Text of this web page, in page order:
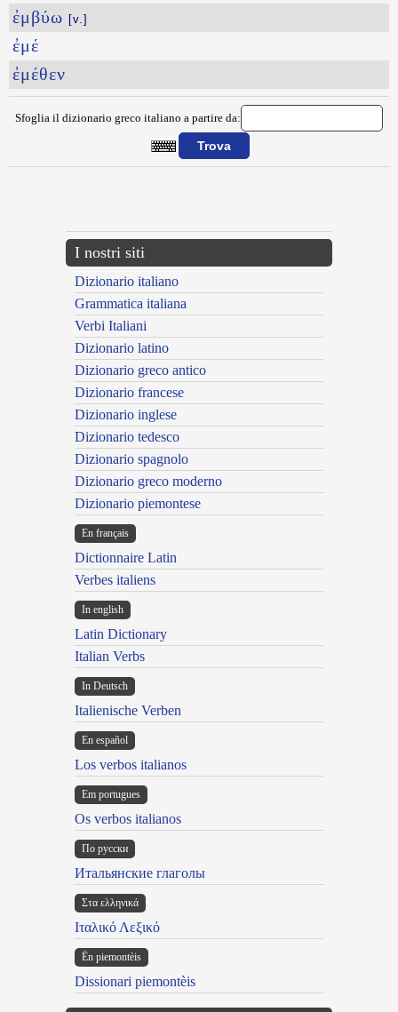
ἐμβύω [v.]
ἐμέ
ἐμέθεν
Sfoglia il dizionario greco italiano a partire da:
I nostri siti
Dizionario italiano
Grammatica italiana
Verbi Italiani
Dizionario latino
Dizionario greco antico
Dizionario francese
Dizionario inglese
Dizionario tedesco
Dizionario spagnolo
Dizionario greco moderno
Dizionario piemontese
En français
Dictionnaire Latin
Verbes italiens
In english
Latin Dictionary
Italian Verbs
In Deutsch
Italienische Verben
En español
Los verbos italianos
Em portugues
Os verbos italianos
По русски
Итальянские глаголы
Στα ελληνικά
Ιταλικό Λεξικό
Ën piemontèis
Dissionari piemontèis